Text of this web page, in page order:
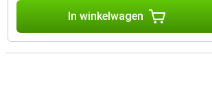
In winkelwagen